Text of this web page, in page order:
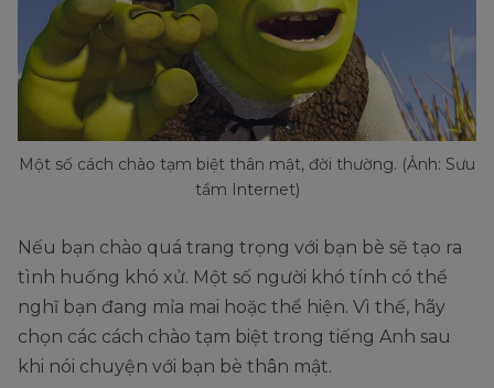
Take care.
trọng.
trang trọng với
người đối diện
Speak to you then.
Nói
với bạn
Bạn có thể sử
dụng câu này
một cuộc trò
với người này
I’ll see you then.
Hẹn gặp
lại bạn
sau.
Bạn có thể nói
điều này với
người đã có
Một số cách chào tạm biệt thân mật, đời thường. (Ảnh: Sưu
tầm Internet)
Nếu bạn chào quá trang trọng với bạn bè sẽ tạo ra
tình huống khó xử. Một số người khó tính có thể
nghĩ bạn đang mỉa mai hoặc thể hiện. Vì thế, hãy
chọn các cách chào tạm biệt trong tiếng Anh sau
khi nói chuyện với bạn bè thân mật.